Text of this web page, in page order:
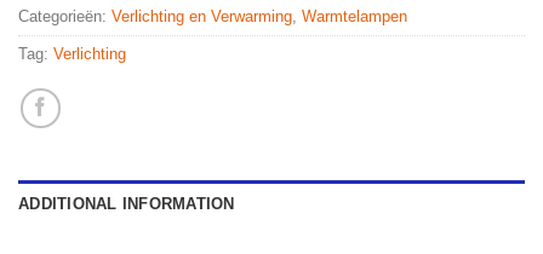
Categorieën: Verlichting en Verwarming Warmtelampen
Tag: Verlichting
ADDITIONAL INFORMATION